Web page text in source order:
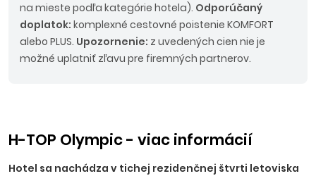
na mieste podľa kategórie hotela). Odporúčaný
doplatok: komplexné cestovné poistenie KOMFORT
alebo PLUS. Upozornenie: z uvedených cien nie je
možné uplatniť zľavu pre firemných partnerov.
H-TOP Olympic - viac informácií
Hotel sa nachádza v tichej rezidenčnej štvrti letoviska